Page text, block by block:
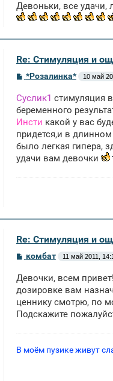
Девоньки, все удачи,
Re: Стимуляция и
С
б
щ
е
н
и
*Розалинка* 10 май
Суслик1 стимуляция
беременного
Инсти какой у вас
придется,и в
было легкая гипера,
удачи вам девочки
Re: Стимуляция и
С
б
щ
н
и
комбат 11 май 2011,
Девочки, всем
дозировке вам
ценнику смотрю, по
Подскажите
В моём пузике живут